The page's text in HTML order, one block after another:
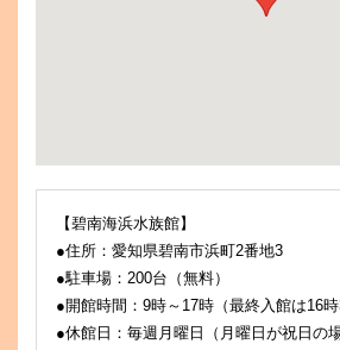
【碧南海浜水族館】
●住所：愛知県碧南市浜町2番地3
●駐車場：200台（無料）
●開館時間：9時～17時（最終入館は16時
●休館日：毎週月曜日（月曜日が祝日の